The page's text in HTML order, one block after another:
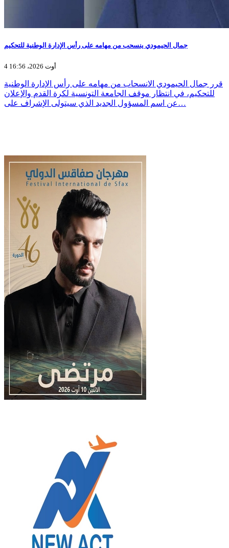
جمال الحيمودي ينسحب من مهامه على رأس الإدارة الوطنية للتحكيم
4 أوت 2026، 16:56
قرر جمال الحيمودي الانسحاب من مهامه على رأس الإدارة الوطنية
للتحكيم، في انتظار موقف الجامعة التونسية لكرة القدم والإعلان
عن اسم المسؤول الجديد الذي سيتولى الإشراف على…